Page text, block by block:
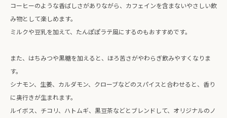
コーヒーのような香ばしさがありながら、カフェインを含まないやさしい飲
み物として楽しめます。
ミルクや豆乳を加えて、たんぽぽラテ風にするのもおすすめです。
また、はちみつや黒糖を加えると、ほろ苦さがやわらぎ飲みやすくなりま
す。
シナモン、生姜、カルダモン、クローブなどのスパイスと合わせると、香り
に奥行きが生まれます。
ルイボス、チコリ、ハトムギ、黒豆茶などとブレンドして、オリジナルのノ